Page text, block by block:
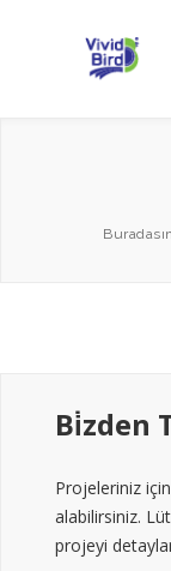
Bi̇zden
Projeleriniz
alabilirsiniz.
projeyi